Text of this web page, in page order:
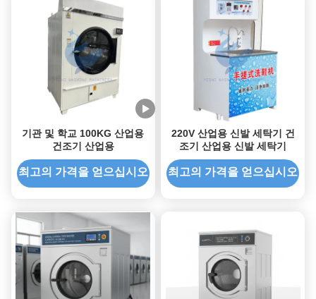
기관 및 학교 100KG 산업용
건조기 산업용
최고의 가격을 얻으십시오
220V 산업용 신발 세탁기 건
조기 산업용 신발 세탁기
최고의 가격을 얻으십시오